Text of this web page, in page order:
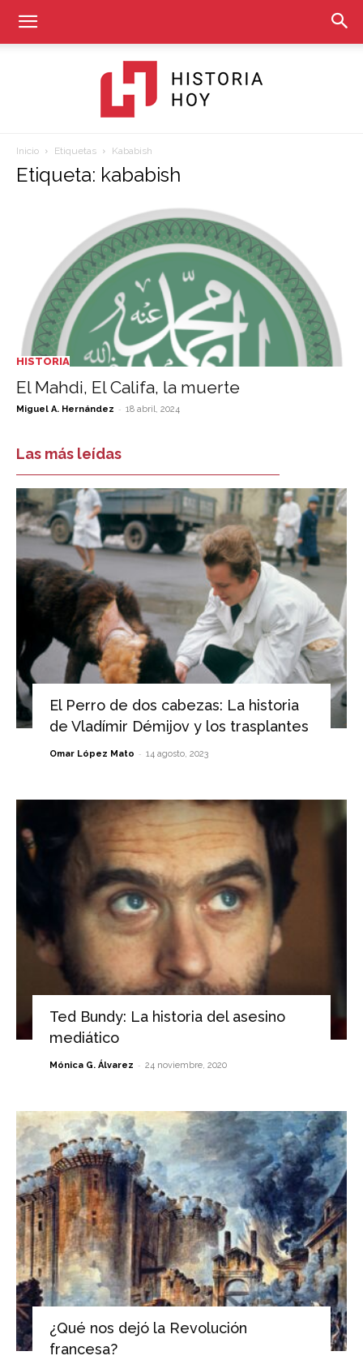
Hoy
Inicio Etiquetas Kababish
Etiqueta: kababish
HISTORIA
El Mahdi, El Califa, la muerte
Miguel A. Hernández - 18 abril, 2024
Las más leídas
El Perro de dos cabezas: La historia
de Vladímir Démijov y los trasplantes
Omar López Mato - 14 agosto, 2023
Ted Bundy: La historia del asesino
mediático
Mónica G. Álvarez - 24 noviembre, 2020
¿Qué nos dejó la Revolución
francesa?